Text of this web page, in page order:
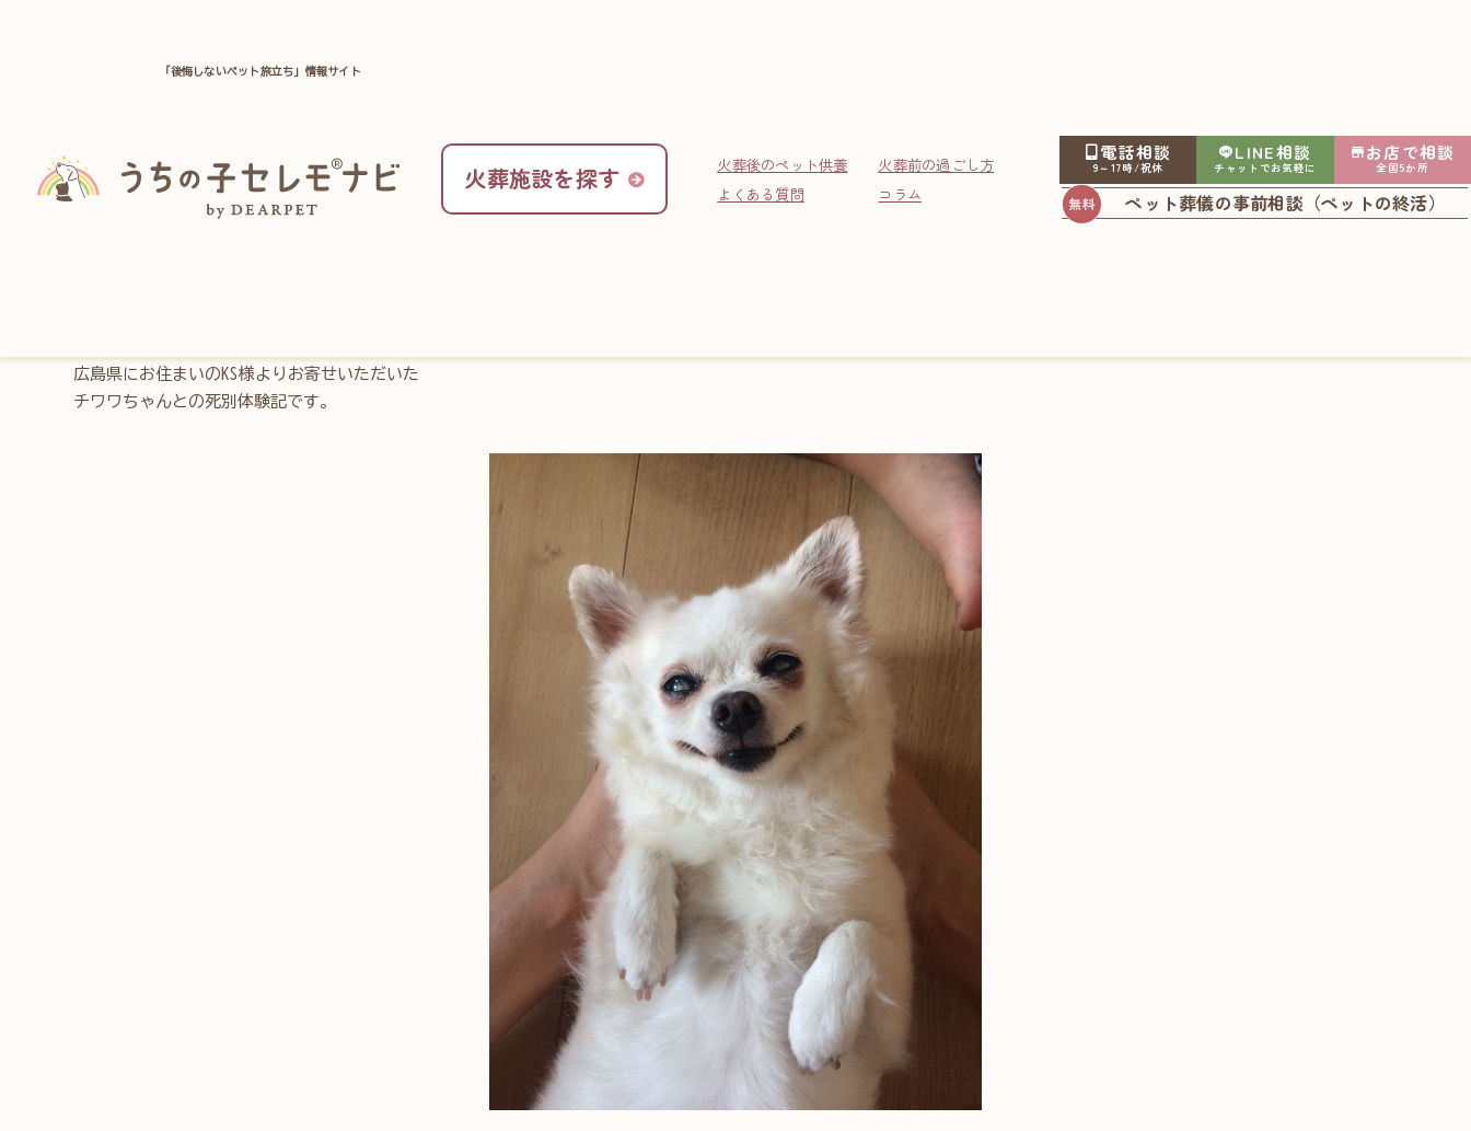
「後悔しないペット旅立ち」情報サイト
火葬施設を探す 火葬後のペット供養
火葬前の過ごし方
よくある質問
コラム
電話相談
9～17時/祝休
LINE相談
チャットでお気軽に
お店で相談
全国5か所
ペット葬儀の事前相談（ペットの終活）
お役立ち情報
広島県にお住まいのKS様よりお寄せいただいた
チワワちゃんとの死別体験記です。